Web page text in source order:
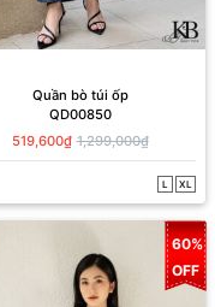
Quần bò túi ốp
QD00850
519,600₫ 1,299,000₫
L XL
60%
OFF